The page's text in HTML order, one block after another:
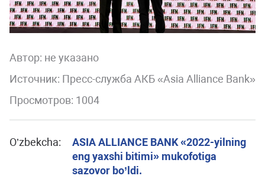
Автор: не указано
Источник: Пресс-служба АКБ «Asia Alliance Bank»
Просмотров: 1004
O’zbekcha:
ASIA ALLIANCE BANK «2022-yilning
eng yaxshi bitimi» mukofotiga
sazovor bo’ldi.